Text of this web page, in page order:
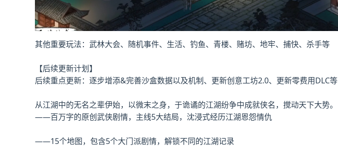
其他重要玩法：武林大会、随机事件、生活、钓鱼、青楼、赌坊、地牢、捕快、杀手等
【后续更新计划】
后续重点更新：逐步增添&完善沙盒数据以及机制、更新创意工坊2.0、更新零费用DLC等
从江湖中的无名之辈伊始，以微末之身，于诡谲的江湖纷争中成就侠名，搅动天下大势。
——百万字的原创武侠剧情，主线5大结局，沈浸式经历江湖恩怨情仇
——15个地图，包含5个大门派剧情，解锁不同的江湖记录